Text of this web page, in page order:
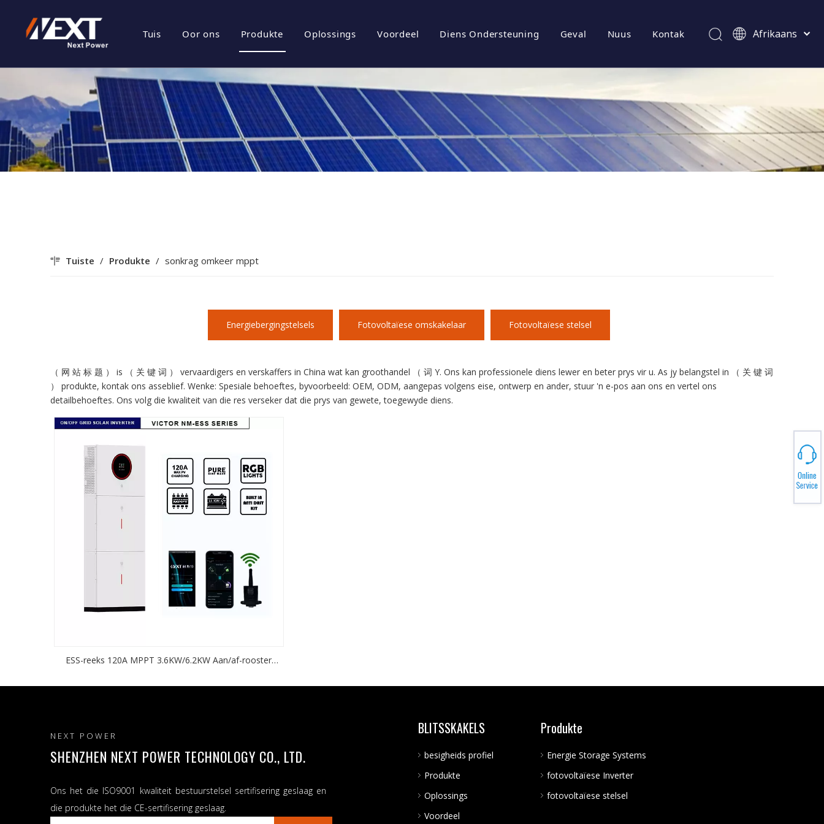
Tuis Oor ons
Maatskappy Kultuur
Sertifikaat Eer
Maatskappy Styl
Produkte
Fotovoltaïese omskakelaar
Fotovoltaïese stelsel
Oplossings Voordeel Diens Ondersteuning
Aflaai
Gereelde vrae
Video's
Geval Nuus Kontak
Afrikaans
ไทย
Deutsch
Português
Español
Pусский
Français
Tuiste / Produkte / sonkrag omkeer mppt
Energiebergingstelsels Fotovoltaïese omskakelaar Fotovoltaïese stelsel
（ 网 站 标 题 ） is （ 关 键 词 ） vervaardigers en verskaffers in China wat kan groothandel （ 词 Y. Ons kan professionele diens lewer en beter prys vir u. As jy belangstel in （ 关 键 词
） produkte, kontak ons ​​asseblief. Wenke: Spesiale behoeftes, byvoorbeeld: OEM, ODM, aangepas volgens eise, ontwerp en ander, stuur 'n e-pos aan ons en vertel ons
detailbehoeftes. Ons volg die kwaliteit van die res verseker dat die prys van gewete, toegewyde diens.
ESS-reeks 120A MPPT 3.6KW/6.2KW Aan/af-rooster
Energiebergingstelsel
NEXT POWER
SHENZHEN NEXT POWER TECHNOLOGY CO., LTD.
Ons het die ISO9001 kwaliteit bestuurstelsel sertifisering geslaag en
die produkte het die CE-sertifisering geslaag.
BLITSSKAKELS
besigheids profiel
Produkte
Oplossings
Voordeel
Produkte
Energie Storage Systems
fotovoltaïese Inverter
fotovoltaïese stelsel